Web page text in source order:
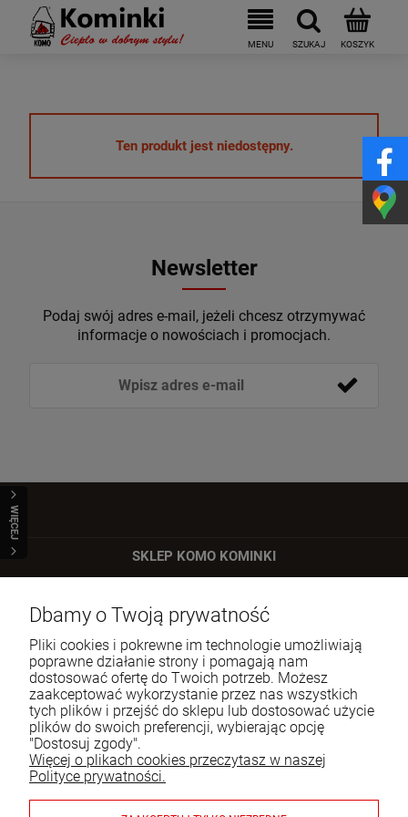
WIĘCEJ
Ten produkt jest niedostępny.
Newsletter
Podaj swój adres e-mail, jeżeli chcesz otrzymywać
informacje o nowościach i promocjach.
SKLEP KOMO KOMINKI
00-716 Warszawa
Tel.:
22 651 09 06
E-mail:
sklep@komo.pl
Moje konto
Pomoc
Informacje
Dbamy o Twoją prywatność
Pliki cookies i pokrewne im technologie umożliwiają
poprawne działanie strony i pomagają nam
dostosować ofertę do Twoich potrzeb. Możesz
zaakceptować wykorzystanie przez nas wszystkich
tych plików i przejść do sklepu lub dostosować użycie
plików do swoich preferencji, wybierając opcję
"Dostosuj zgody".
Więcej o plikach cookies przeczytasz w naszej
Polityce prywatności.